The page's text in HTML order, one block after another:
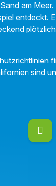
am
entdeckt.
sind